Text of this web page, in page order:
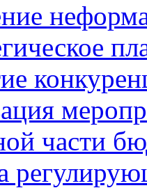
части